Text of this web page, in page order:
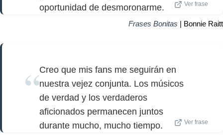
oportunidad de desmoronarme.
Ver frase
Frases Bonitas | Bonnie Raitt
Creo que mis fans me seguirán en
nuestra vejez conjunta. Los músicos
de verdad y los verdaderos
aficionados permanecen juntos
durante mucho, mucho tiempo.
Ver frase